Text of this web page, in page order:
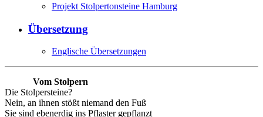
Projekt Stolpertonsteine Hamburg
Übersetzung
Englische Übersetzungen
Vom Stolpern
Die Stolpersteine?
Nein, an ihnen stößt niemand den Fuß
Sie sind ebenerdig ins Pflaster gepflanzt